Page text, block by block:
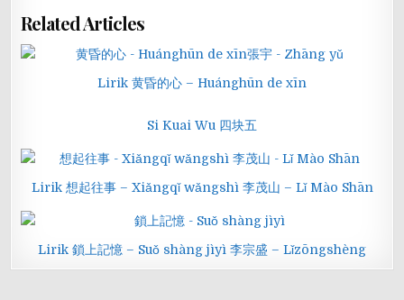
Related Articles
Lirik 黄昏的心 – Huánghūn de xīn
Si Kuai Wu 四块五
Lirik 想起往事 – Xiǎngqǐ wǎngshì 李茂山 – Lǐ Mào Shān
Lirik 鎖上記憶 – Suǒ shàng jìyì 李宗盛 – Lǐzōngshèng